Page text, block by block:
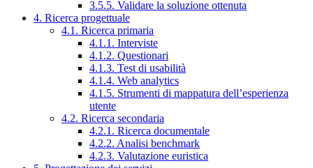
3.5.5. Validare la soluzione ottenuta
4. Ricerca progettuale
4.1. Ricerca primaria
4.1.1. Interviste
4.1.2. Questionari
4.1.3. Test di usabilità
4.1.4. Web analytics
4.1.5. Strumenti di mappatura dell’esperienza
utente
4.2. Ricerca secondaria
4.2.1. Ricerca documentale
4.2.2. Analisi benchmark
4.2.3. Valutazione euristica